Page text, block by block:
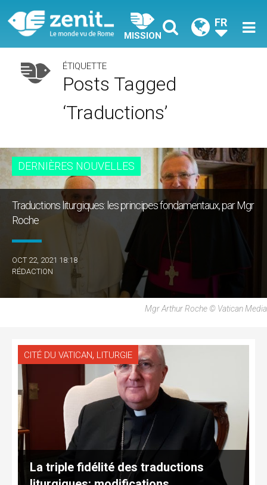
MISSION
FR
ÉTIQUETTE
Posts Tagged
‘traductions’
DERNIÈRES NOUVELLES
Traductions liturgiques: les principes fondamentaux, par Mgr
Roche
OCT 22, 2021 18:18
RÉDACTION
Mgr Arthur Roche © Vatican Media
CITÉ DU VATICAN, LITURGIE
La triple fidélité des traductions